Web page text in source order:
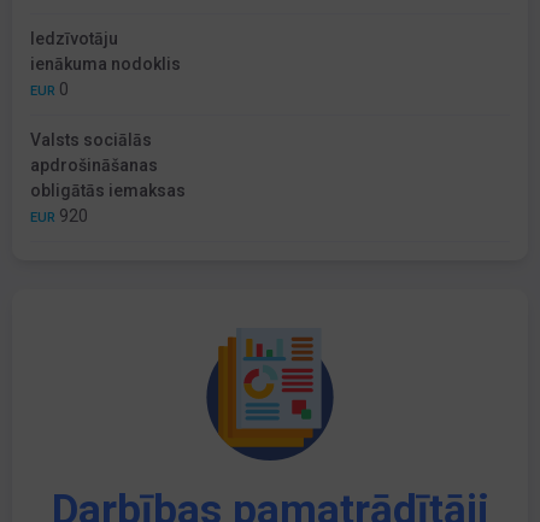
Iedzīvotāju
ienākuma nodoklis
EUR 0
Valsts sociālās
apdrošināšanas
obligātās iemaksas
EUR 920
Darbības pamatrādītāji